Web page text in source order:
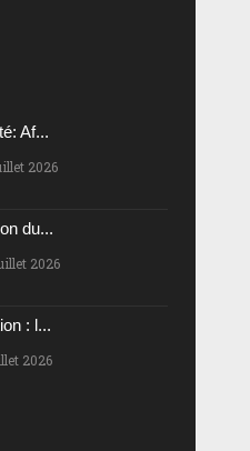
Af...
2026
du...
2026
: l...
2026